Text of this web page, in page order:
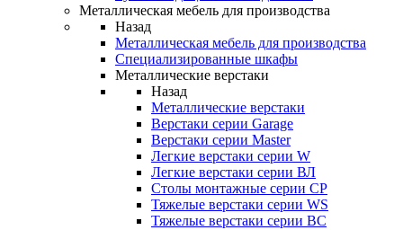
Металлическая мебель для производства
Назад
Металлическая мебель для производства
Cпециализированные шкафы
Металлические верстаки
Назад
Металлические верстаки
Верстаки серии Garage
Верстаки серии Master
Легкие верстаки серии W
Легкие верстаки серии ВЛ
Столы монтажные серии СР
Тяжелые верстаки серии WS
Тяжелые верстаки серии ВС